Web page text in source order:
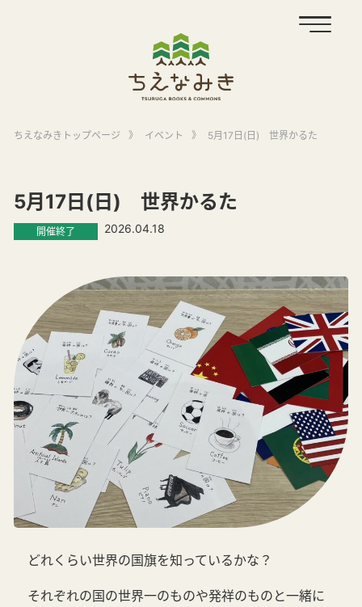
ちえなみきトップページ 》 イベント 》 5月17日(日) 世界かるた
5月17日(日) 世界かるた
開催終了 2026.04.18
どれくらい世界の国旗を知っているかな？
それぞれの国の世界一のものや発祥のものと一緒に